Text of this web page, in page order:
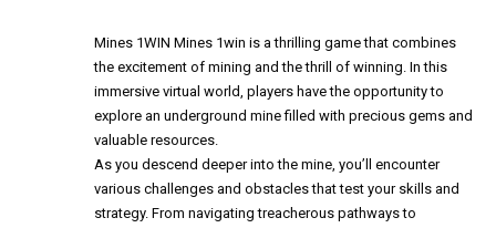
Mines 1WIN Mines 1win is a thrilling game that combines
the excitement of mining and the thrill of winning. In this
immersive virtual world, players have the opportunity to
explore an underground mine filled with precious gems and
valuable resources.
As you descend deeper into the mine, you’ll encounter
various challenges and obstacles that test your skills and
strategy. From navigating treacherous pathways to